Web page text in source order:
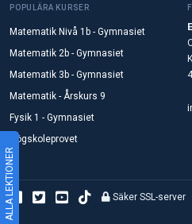
ALLA LEKTIONER
POPULÄRA KURSER
Matematik Nivå 1b - Gymnasiet
Matematik 2b - Gymnasiet
Matematik 3b - Gymnasiet
Matematik - Årskurs 9
Fysik 1 - Gymnasiet
Högskoleprovet
Säker SSL-server